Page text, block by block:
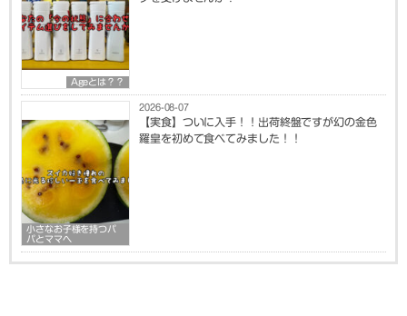
Ageとは？？
小さなお子様を持つパ
パとママへ
2026-08-07
【実食】ついに入手！！出荷終盤ですが幻の金色
羅皇を初めて食べてみました！！